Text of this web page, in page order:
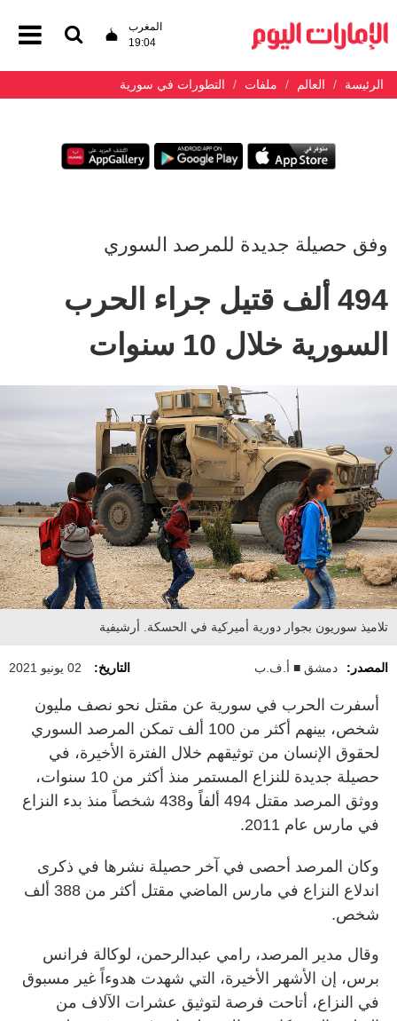
المغرب
19:04
الرئيسة العالم ملفات التطورات في سورية
وفق حصيلة جديدة للمرصد السوري
494 ألف قتيل جراء الحرب
السورية خلال 10 سنوات
تلاميذ سوريون بجوار دورية أميركية في الحسكة. أرشيفية
المصدر: دمشق ■ أ.ف.ب التاريخ: 02 يونيو 2021
أسفرت الحرب في سورية عن مقتل نحو نصف مليون
شخص، بينهم أكثر من 100 ألف تمكن المرصد السوري
لحقوق الإنسان من توثيقهم خلال الفترة الأخيرة، في
حصيلة جديدة للنزاع المستمر منذ أكثر من 10 سنوات،
ووثق المرصد مقتل 494 ألفاً و438 شخصاً منذ بدء النزاع
في مارس عام 2011.
وكان المرصد أحصى في آخر حصيلة نشرها في ذكرى
اندلاع النزاع في مارس الماضي مقتل أكثر من 388 ألف
شخص.
وقال مدير المرصد، رامي عبدالرحمن، لوكالة فرانس
برس، إن الأشهر الأخيرة، التي شهدت هدوءاً غير مسبوق
في النزاع، أتاحت فرصة لتوثيق عشرات الآلاف من